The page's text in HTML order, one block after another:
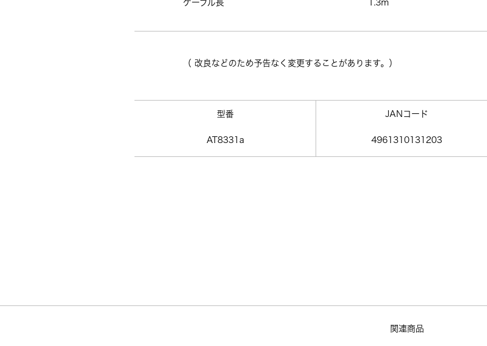
ケーブル長 1.3m
（ 改良などのため予告なく変更することがあります。）
型番
AT8331a
JANコード
4961310131203
関連商品